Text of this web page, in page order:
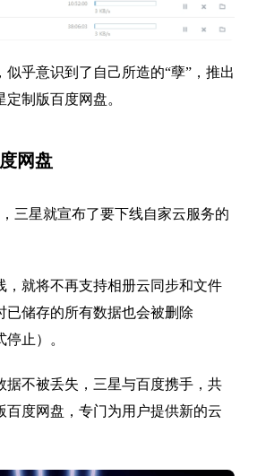
乎意识到了自己所造的“孽”，推出
制版百度网盘。
网盘
三星就宣布了要下线自家云服务的
，就将不再支持相册云同步和文件
已储存的所有数据也会被删除
停止）。
据不被丢失，三星与百度携手，共
百度网盘，专门为用户提供新的云